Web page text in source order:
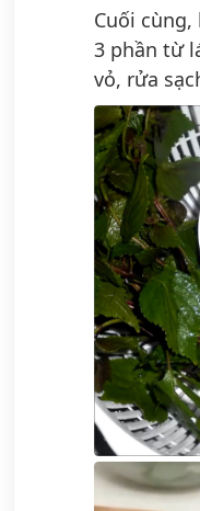
Cuối
3 phần từ
vỏ, rửa